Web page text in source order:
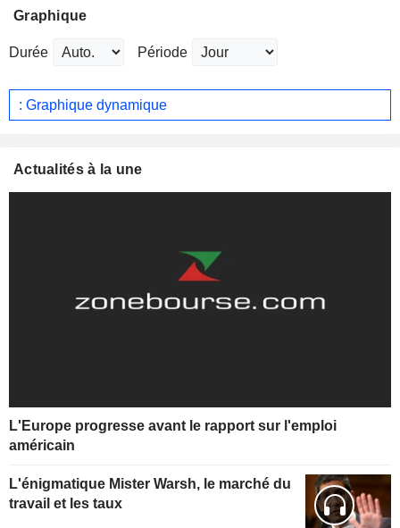
Graphique
Durée Période
: Graphique dynamique
Actualités à la une
L'Europe progresse avant le rapport sur l'emploi
américain
L'énigmatique Mister Warsh, le marché du
travail et les taux